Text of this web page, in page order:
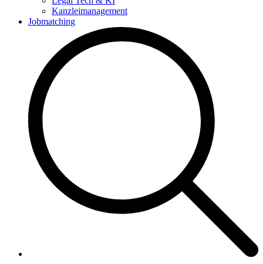
Kanzleimanagement
Jobmatching